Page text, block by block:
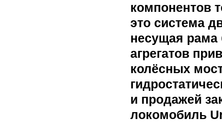
компонентов
это система
несущая
агрегатов
колёсных
и продажей
локомобиль